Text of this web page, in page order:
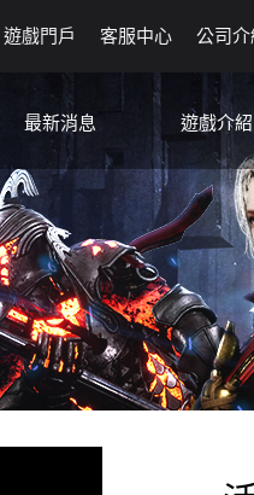
遊戲門戶 客服中心 公司介
最新消息
公告
更新
活動
遊戲內容時間表
已知問題
遊戲介紹
指南
機率資訊
媒體
賽季制變更